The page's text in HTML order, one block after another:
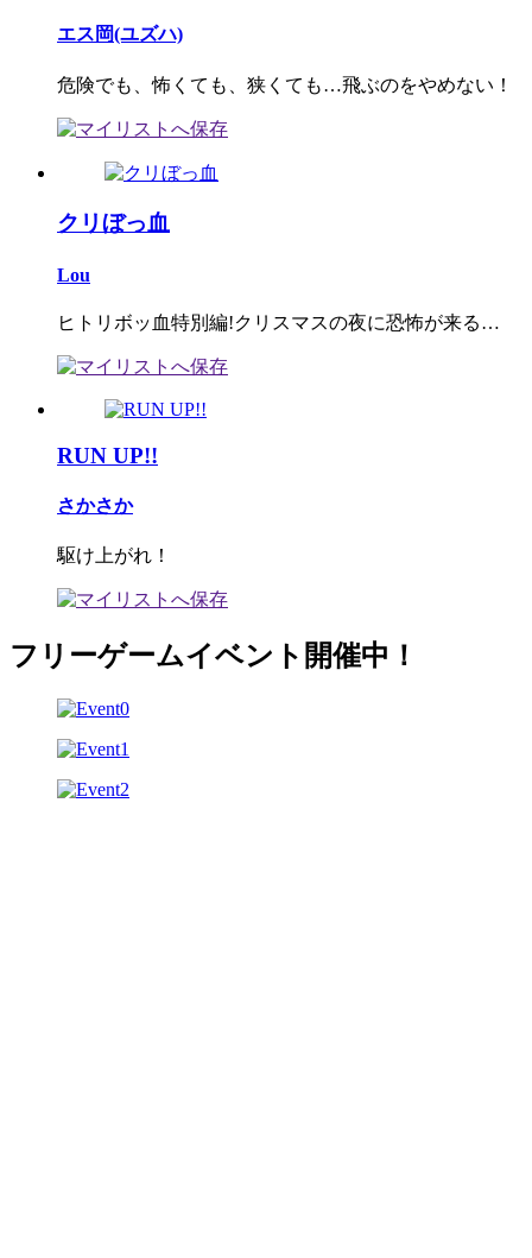
エス岡(ユズハ)
危険でも、怖くても、狭くても…飛ぶのをやめない！
クリぼっ血
Lou
ヒトリボッ血特別編!クリスマスの夜に恐怖が来る…
RUN UP!!
さかさか
駆け上がれ！
フリーゲームイベント開催中！